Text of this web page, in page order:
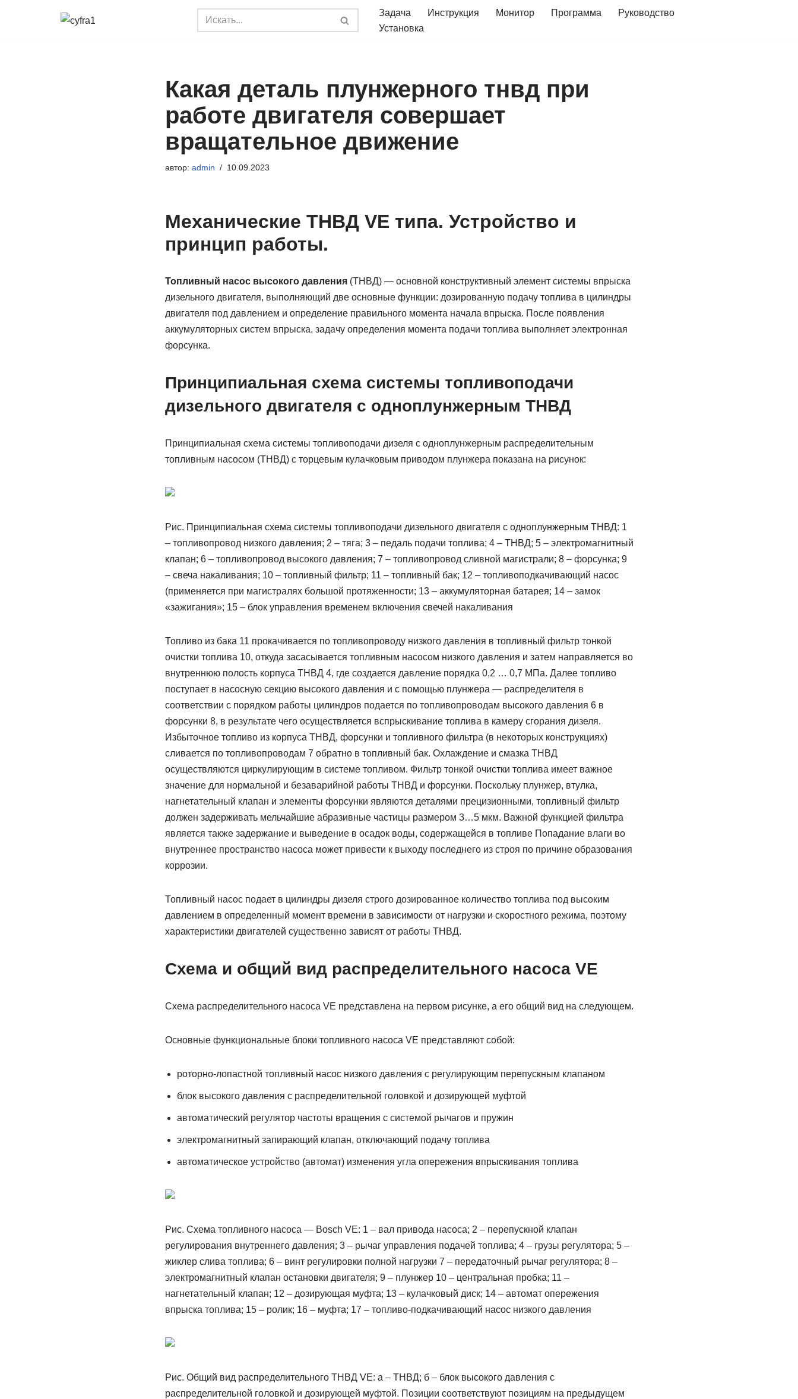
Задача Инструкция Монитор Программа
Руководство
Установка
Какая деталь плунжерного тнвд при
работе двигателя совершает
вращательное движение
автор: admin 10.09.2023
Механические ТНВД VE типа. Устройство и
принцип работы.
Топливный насос высокого давления(ТНВД) — основной конструктивный элемент системы впрыска
дизельного двигателя, выполняющий две основные функции: дозированную подачу топлива в цилиндры
двигателя под давлением и определение правильного момента начала впрыска. После появления
аккумуляторных систем впрыска, задачу определения момента подачи топлива выполняет электронная
форсунка.
Принципиальная схема системы топливоподачи
дизельного двигателя с одноплунжерным ТНВД
Принципиальная схема системы топливоподачи дизеля с одно­плунжерным распределительным
топливным насосом (ТНВД) с торцевым кулачко­вым при­водом плунжера показана на рисунок:
Рис. Принципиальная схема системы топливоподачи дизельного двигателя с одноплунжерным ТНВД: 1
– топливопровод низкого давления; 2 – тяга; 3 – педаль подачи топлива; 4 – ТНВД; 5 – электромагнитный
клапан; 6 – топливопровод высокого давления; 7 – топливопровод сливной магистрали; 8 – форсунка; 9
– свеча накаливания; 10 – топливный фильтр; 11 – топливный бак; 12 – топливоподкачивающий насос
(применяется при магистралях большой протяженности; 13 – аккумуляторная батарея; 14 – замок
«зажигания»; 15 – блок управления временем включения свечей накаливания
Топливо из бака 11 прокачивается по топливо­проводу низкого давления в топливный фильтр тонкой
очистки топлива 10, откуда засасывается топливным насосом низкого давления и затем направляется во
внутреннюю полость корпуса ТНВД 4, где создается давление порядка 0,2 … 0,7 МПа. Далее топливо
поступает в насосную секцию высокого давления и с помощью плунжера — распреде­лителя в
соответствии с порядком работы цилиндров подается по топливопроводам высокого давления 6 в
форсунки 8, в результате чего осуществляется вспрыскивание топлива в камеру сгорания дизеля.
Избыточное топливо из корпуса ТНВД, форсунки и топливного фильтра (в некоторых конструкциях)
сливается по топливо­проводам 7 обратно в топливный бак. Охлаждение и смазка ТНВД
осуществляются циркулирующим в системе топливом. Фильтр тонкой очистки топлива имеет важное
значение для нормальной и безаварийной работы ТНВД и форсунки. Поскольку плунжер, втулка,
нагнетательный клапан и элементы форсунки являются деталями прецизионными, топливный фильтр
должен задерживать мельчайшие абразивные частицы размером 3…5 мкм. Важной функцией фильтра
является также задержание и выведение в осадок воды, содержащейся в топливе Попадание влаги во
внутреннее пространство насоса может привести к выходу последнего из строя по причине образования
коррозии.
Топливный насос подает в цилиндры дизеля строго дози­рован­ное количество топлива под высоким
давлением в определенный момент времени в зависимости от нагрузки и скоростного режима, поэтому
характеристики двигателей существенно зависят от работы ТНВД.
Схема и общий вид распределительного насоса VE
Схема распределительного насоса VE представлена на первом рисунке, а его общий вид на следующем.
Основные функциональные блоки топливного насоса VE представляют собой:
роторно-лопастной топливный насос низкого давления с регулирующим перепускным клапаном
блок высокого давления с распределительной головкой и дозирующей муфтой
автоматический регулятор частоты вращения с системой рычагов и пружин
электромагнитный запирающий клапан, отключающий подачу топлива
автоматическое устройство (автомат) изменения угла опережения впрыскивания топлива
Рис. Схема топливного насоса — Bosch VE: 1 – вал привода насоса; 2 – перепускной клапан
регулирования внутреннего давления; 3 – рычаг управления подачей топлива; 4 – грузы регулятора; 5 –
жиклер слива топлива; 6 – винт регулировки полной нагрузки 7 – передаточный рычаг регулятора; 8 –
электромагнитный клапан остановки двигателя; 9 – плунжер 10 – центральная пробка; 11 –
нагнетательный клапан; 12 – дозирующая муфта; 13 – кулачковый диск; 14 – автомат опережения
впрыска топлива; 15 – ролик; 16 – муфта; 17 – топливо-подкачивающий насос низкого давления
Рис. Общий вид распределительного ТНВД VE: а – ТНВД; б – блок высокого давления с
распределительной головкой и дозирующей муфтой. Позиции соответствуют позициям на предыдущем